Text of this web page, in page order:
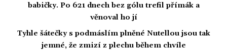
babičky. Po 621 dnech bez gólu trefil přímák a
věnoval ho jí
Tyhle šátečky s podmáslím plněné Nutellou jsou tak
jemné, že zmizí z plechu během chvíle